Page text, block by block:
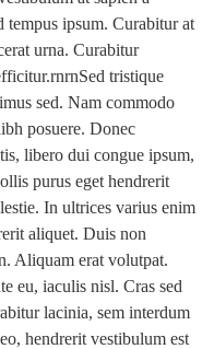
ipsum. Curabitur at
urna. Curabitur
tristique
sed. Nam commodo
posuere. Donec
libero dui congue ipsum,
purus eget hendrerit
In ultrices varius enim
aliquet. Duis non
Aliquam erat volutpat.
eu, iaculis nisl. Cras sed
lacinia, sem interdum
hendrerit vestibulum est